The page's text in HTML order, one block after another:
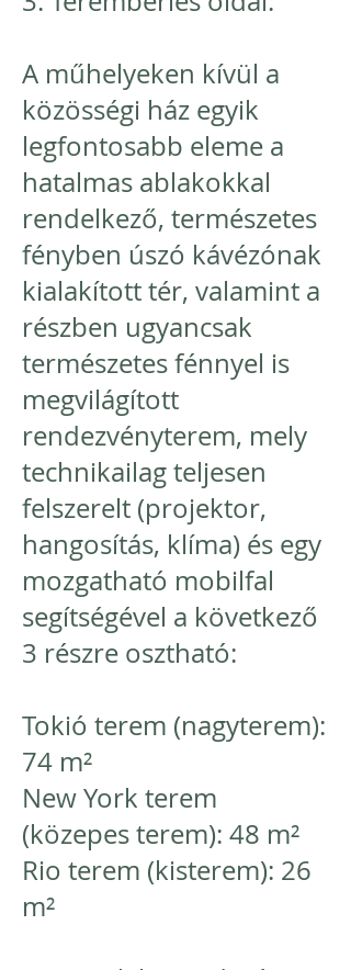
A műhelyeken kívül a
közösségi ház egyik
legfontosabb eleme a
hatalmas ablakokkal
rendelkező, természetes
fényben úszó kávézónak
kialakított tér, valamint a
részben ugyancsak
természetes fénnyel is
megvilágított
rendezvényterem, mely
technikailag teljesen
felszerelt (projektor,
hangosítás, klíma) és egy
mozgatható mobilfal
segítségével a következő
3 részre osztható:
Tokió terem (nagyterem):
74 m²
New York terem
(közepes terem): 48 m²
Rio terem (kisterem): 26
m²